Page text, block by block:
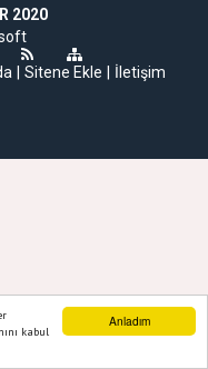
Anladım
kabul
2020
Sitene Ekle İletişim